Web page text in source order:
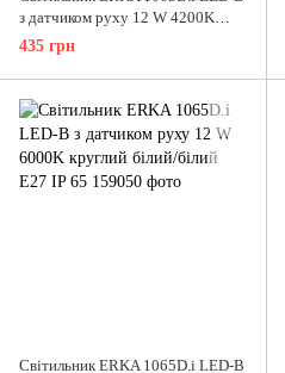
з датчиком руху 12 W 4200K
круглий білий/білий Е27 IP 65
435 грн
Світильник ERKA 1065D.i LED-В